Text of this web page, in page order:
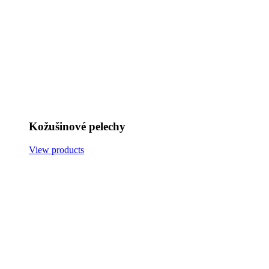
Kožušinové pelechy
View products